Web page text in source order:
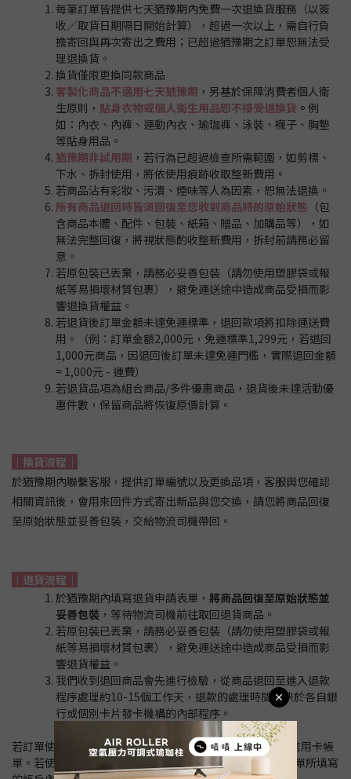
每筆訂單皆提供七天猶豫期內免費一次退換貨服務（以簽
收／取貨日期隔日開始計算），超過一次以上，需自行負
擔寄回與再次寄出之費用；已超過猶豫期之訂單恕無法受
理退換貨。
換貨僅限更換同款商品
客製化商品不適用七天猶豫期 ，另基於保障消費者個人衛
生原則， 貼身衣物或個人衛生用品恕不接受退換貨 。 例
如：內衣、內褲、運動內衣、瑜珈褲、泳裝、襪子、胸墊
等貼身用品。
猶豫期非試用期 ，若行為已超過檢查所需範圍，如剪標、
下水、拆封使用，將依使用痕跡收取整新費用。
若商品沾有彩妝、污漬、煙味等人為因素，恕無法退換。
所有商品退回時皆須回復至您收到商品時的原始狀態 （包
含商品本體、配件、包裝、紙箱、贈品、加購品等），如
無法完整回復，將視狀態酌收整新費用，拆封前請務必留
意。
若原包裝已丟棄，請務必妥善包裝（請勿使用塑膠袋或報
紙等易損壞材質包裹），避免運送途中造成商品受損而影
響退換貨權益。
若退貨後訂單金額未達免運標準，退回款項將扣除運送費
用。（例：訂單金額2,000元，免運標準1,299元，若退回
1,000元商品，因退回後訂單未達免運門檻，實際退回金額
= 1,000元 - 運費）
若退貨品項為組合商品/多件優惠商品，退貨後未達活動優
惠件數，保留商品將恢復原價計算。
｜換貨流程｜
於猶豫期內聯繫客服，提供訂單編號以及更換品項，客服與您確認
相關資訊後，會用來回件方式寄出新品與您交換，請您將商品回復
至原始狀態並妥善包裝，交給物流司機帶回。
｜退貨流程｜
於猶豫期內填寫退貨申請表單， 將商品回復至原始狀態並
妥善包裝 ，等待物流司機前往取回退貨商品。
若原包裝已丟棄，請務必妥善包裝（請勿使用塑膠袋或報
紙等易損壞材質包裹），避免運送途中造成商品受損而影
響退貨權益。
我們收到退回商品會先進行檢驗，從商品退回至進入退款
程序處理約10-15個工作天，退款的處理時間取決於各自銀
行或個別卡片發卡機構的內部程序。
若訂單使用信用卡/LINE PAY/Apple Pay付款，款項會退至信用卡帳
單。若使用貨到付款/超商代碼/ATM，款項將會匯入申請表單所填寫